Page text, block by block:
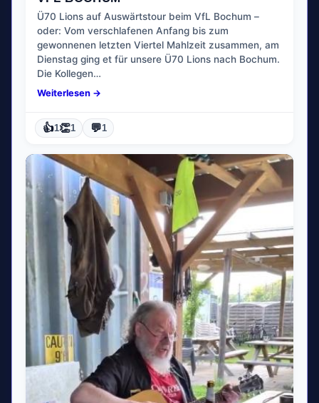
Ü70 Lions auf Auswärtstour beim VfL Bochum –
oder: Vom verschlafenen Anfang bis zum
gewonnenen letzten Viertel Mahlzeit zusammen, am
Dienstag ging et für unsere Ü70 Lions nach Bochum.
Die Kollegen…
Weiterlesen →
👍1👏1 💬1